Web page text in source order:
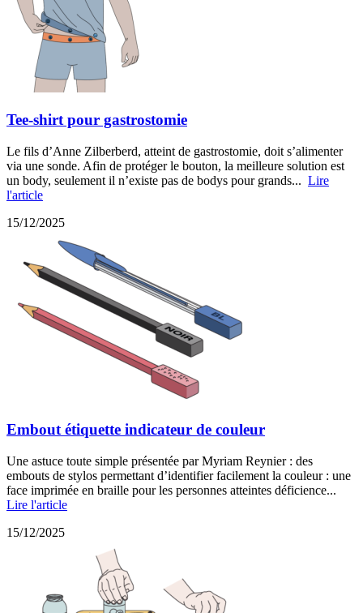
Tee-shirt pour gastrostomie
Le fils d’Anne Zilberberd, atteint de gastrostomie, doit s’alimenter
via une sonde. Afin de protéger le bouton, la meilleure solution est
un body, seulement il n’existe pas de bodys pour grands... Lire
l'article
15/12/2025
Embout étiquette indicateur de couleur
Une astuce toute simple présentée par Myriam Reynier : des
embouts de stylos permettant d’identifier facilement la couleur : une
face imprimée en braille pour les personnes atteintes déficience...
Lire l'article
15/12/2025